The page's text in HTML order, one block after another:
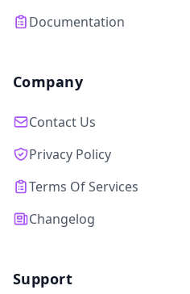
Documentation
Company
Contact Us
Privacy Policy
Terms Of Services
Changelog
Support